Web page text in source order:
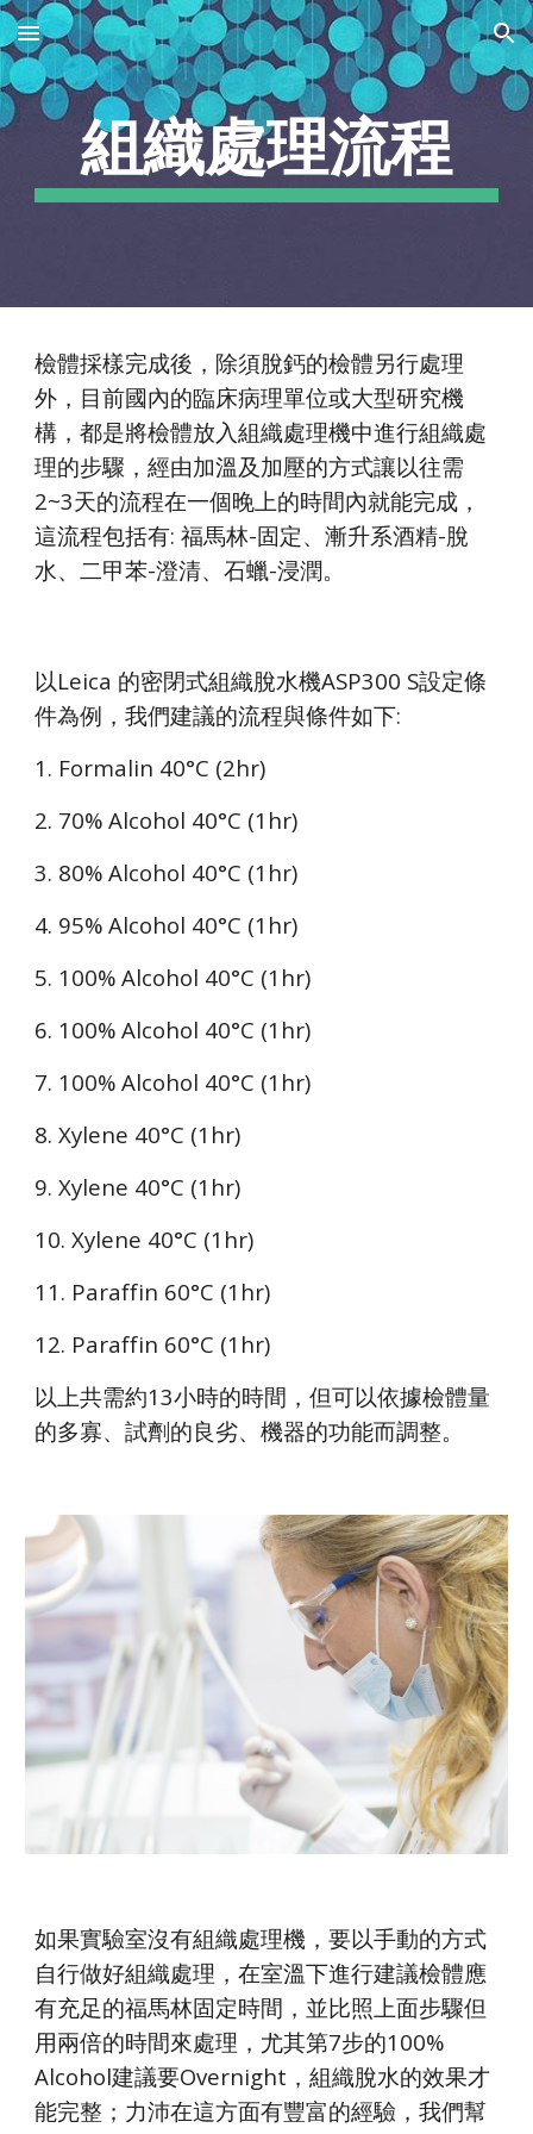
Skip to main content Skip to navigation
組織處理流程
檢體採樣完成後，除須脫鈣的檢體另行處理
外，目前國內的臨床病理單位或大型研究機
構，都是將檢體放入組織處理機中進行組織處
理的步驟，經由加溫及加壓的方式讓以往需
2~3天的流程在一個晚上的時間內就能完成，
這流程包括有: 福馬林-固定、漸升系酒精-脫
水、二甲苯-澄清、石蠟-浸潤。
以Leica 的密閉式組織脫水機ASP300 S設定條
件為例，我們建議的流程與條件如下:
1. Formalin 40°C (2hr)
2. 70% Alcohol 40°C (1hr)
3. 80% Alcohol 40°C (1hr)
4. 95% Alcohol 40°C (1hr)
5. 100% Alcohol 40°C (1hr)
6. 100% Alcohol 40°C (1hr)
7. 100% Alcohol 40°C (1hr)
8. Xylene 40°C (1hr)
9. Xylene 40°C (1hr)
10. Xylene 40°C (1hr)
11. Paraffin 60°C (1hr)
12. Paraffin 60°C (1hr)
以上共需約13小時的時間，但可以依據檢體量
的多寡、試劑的良劣、機器的功能而調整。
如果實驗室沒有組織處理機，要以手動的方式
自行做好組織處理，在室溫下進行建議檢體應
有充足的福馬林固定時間，並比照上面步驟但
用兩倍的時間來處理，尤其第7步的100%
Alcohol建議要Overnight，組織脫水的效果才
能完整；力沛在這方面有豐富的經驗，我們幫